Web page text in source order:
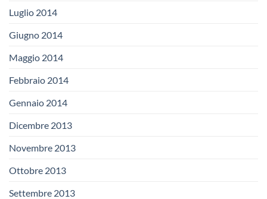
Luglio 2014
Giugno 2014
Maggio 2014
Febbraio 2014
Gennaio 2014
Dicembre 2013
Novembre 2013
Ottobre 2013
Settembre 2013